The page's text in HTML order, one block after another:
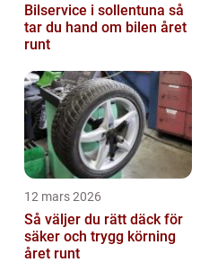
Bilservice i sollentuna så
tar du hand om bilen året
runt
12 mars 2026
Så väljer du rätt däck för
säker och trygg körning
året runt